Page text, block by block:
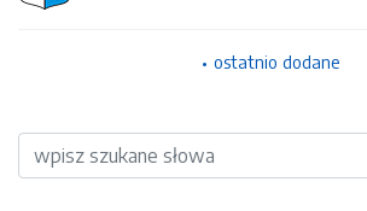
ostatnio dodane
Wyszukiwarka